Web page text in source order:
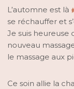
L’automne est là
se réchauffer et
Je suis heureuse
nouveau
le massage aux
Ce soin allie la